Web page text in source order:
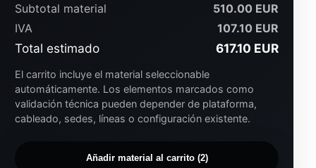
Subtotal material
510.00 EUR
IVA
107.10 EUR
Total estimado 617.10 EUR
El carrito incluye el material seleccionable
automáticamente. Los elementos marcados como
validación técnica pueden depender de plataforma,
cableado, sedes, líneas o configuración existente.
Añadir material al carrito (2)